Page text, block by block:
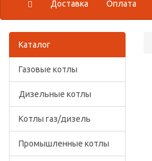
Доставка Оплата
Каталог
Газовые котлы
Дизельные котлы
Котлы газ/дизель
Промышленные котлы